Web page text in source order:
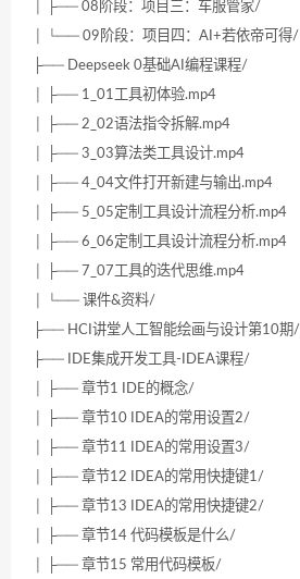
│ ├── 08阶段：项目三：车服管家/
│ └── 09阶段：项目四：AI+若依帝可得/
├── Deepseek 0基础AI编程课程/
│ ├── 1_01工具初体验.mp4
│ ├── 2_02语法指令拆解.mp4
│ ├── 3_03算法类工具设计.mp4
│ ├── 4_04文件打开新建与输出.mp4
│ ├── 5_05定制工具设计流程分析.mp4
│ ├── 6_06定制工具设计流程分析.mp4
│ ├── 7_07工具的迭代思维.mp4
│ └── 课件&资料/
├── HCI讲堂人工智能绘画与设计第10期/
├── IDE集成开发工具-IDEA课程/
│ ├── 章节1 IDE的概念/
│ ├── 章节10 IDEA的常用设置2/
│ ├── 章节11 IDEA的常用设置3/
│ ├── 章节12 IDEA的常用快捷键1/
│ ├── 章节13 IDEA的常用快捷键2/
│ ├── 章节14 代码模板是什么/
│ ├── 章节15 常用代码模板/